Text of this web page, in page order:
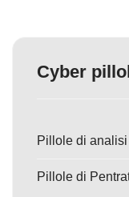
Cyber
Pillole di
Pillole di